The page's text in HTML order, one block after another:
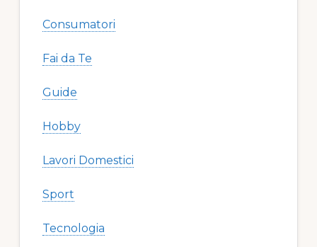
Consumatori
Fai da Te
Guide
Hobby
Lavori Domestici
Sport
Tecnologia